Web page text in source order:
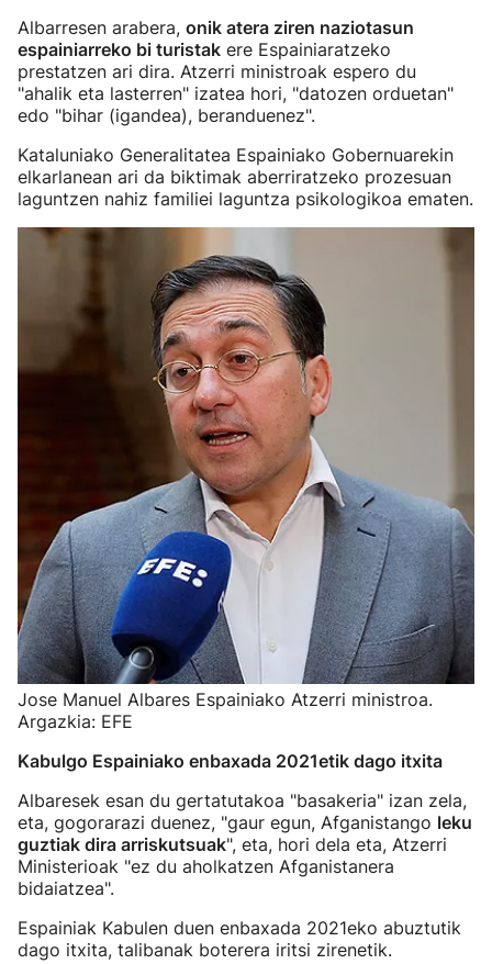
Albarresen arabera, onik atera ziren naziotasun
espainiarreko bi turistak ere Espainiaratzeko
prestatzen ari dira. Atzerri ministroak espero du
"ahalik eta lasterren" izatea hori, "datozen orduetan"
edo "bihar (igandea), beranduenez".
Kataluniako Generalitatea Espainiako Gobernuarekin
elkarlanean ari da biktimak aberriratzeko prozesuan
laguntzen nahiz familiei laguntza psikologikoa ematen.
Jose Manuel Albares Espainiako Atzerri ministroa.
Argazkia: EFE
Kabulgo Espainiako enbaxada 2021etik dago itxita
Albaresek esan du gertatutakoa "basakeria" izan zela,
eta, gogorarazi duenez, "gaur egun, Afganistango leku
guztiak dira arriskutsuak", eta, hori dela eta, Atzerri
Ministerioak "ez du aholkatzen Afganistanera
bidaiatzea".
Espainiak Kabulen duen enbaxada 2021eko abuztutik
dago itxita, talibanak boterera iritsi zirenetik.